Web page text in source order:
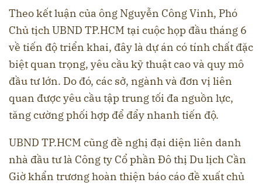
Theo kết luận của ông Nguyễn Công Vinh, Phó
Chủ tịch UBND TP.HCM tại cuộc họp đầu tháng 6
về tiến độ triển khai, đây là dự án có tính chất đặc
biệt quan trọng, yêu cầu kỹ thuật cao và quy mô
đầu tư lớn. Do đó, các sở, ngành và đơn vị liên
quan được yêu cầu tập trung tối đa nguồn lực,
tăng cường phối hợp để đẩy nhanh tiến độ.
UBND TP.HCM cũng đề nghị đại diện liên danh
nhà đầu tư là Công ty Cổ phần Đô thị Du lịch Cần
Giờ khẩn trương hoàn thiện báo cáo đề xuất chủ